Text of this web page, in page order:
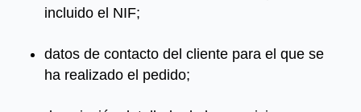
incluido el NIF;
datos de contacto del cliente para el que se
ha realizado el pedido;